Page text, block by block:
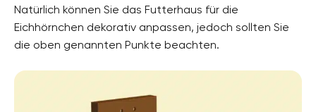
Natürlich können Sie das Futterhaus für die
Eichhörnchen dekorativ anpassen, jedoch sollten Sie
die oben genannten Punkte beachten.